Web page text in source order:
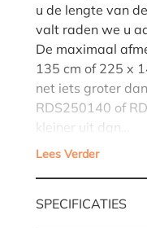
u de lengte van
valt raden we u
De maximaal
135 cm of 225 x
net iets groter
RDS250140 of
kleiner uit dan…
Lees Verder
SPECIFICATIES